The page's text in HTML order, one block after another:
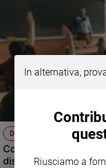
streaming
Musica
Genitori
e
figli
DIBATTITI
Come si riconosce un
discutere la scuola
In alternativa,
Riusciamo a